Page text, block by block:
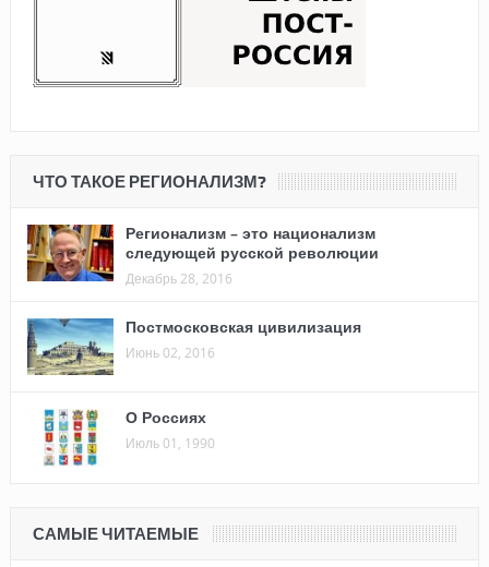
ЧТО ТАКОЕ РЕГИОНАЛИЗМ?
Регионализм – это национализм
следующей русской революции
Декабрь 28, 2016
Постмосковская цивилизация
Июнь 02, 2016
О Россиях
Июль 01, 1990
САМЫЕ ЧИТАЕМЫЕ